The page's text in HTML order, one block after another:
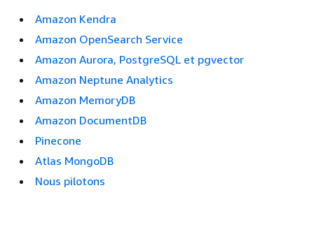
Amazon Kendra
Amazon OpenSearch Service
Amazon Aurora, PostgreSQL et pgvector
Amazon Neptune Analytics
Amazon MemoryDB
Amazon DocumentDB
Pinecone
Atlas MongoDB
Nous pilotons